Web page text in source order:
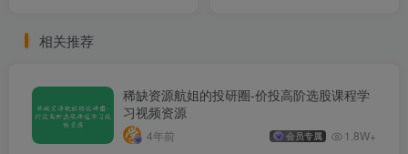
相关推荐
稀缺资源航姐的投研圈-价投高阶选股课程学
习视频资源
4年前 会员专属 1.8W+